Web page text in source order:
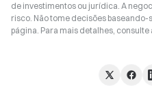
de investimentos ou jurídica. A
risco. Não tome decisões
página. Para mais detalhes, consulte